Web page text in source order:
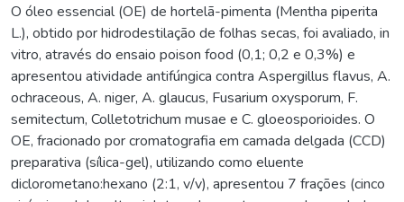
O óleo essencial (OE) de hortelã-pimenta (Mentha piperita
L.), obtido por hidrodestilação de folhas secas, foi avaliado, in
vitro, através do ensaio poison food (0,1; 0,2 e 0,3%) e
apresentou atividade antifúngica contra Aspergillus flavus, A.
ochraceous, A. niger, A. glaucus, Fusarium oxysporum, F.
semitectum, Colletotrichum musae e C. gloeosporioides. O
OE, fracionado por cromatografia em camada delgada (CCD)
preparativa (sílica-gel), utilizando como eluente
diclorometano:hexano (2:1, v/v), apresentou 7 frações (cinco